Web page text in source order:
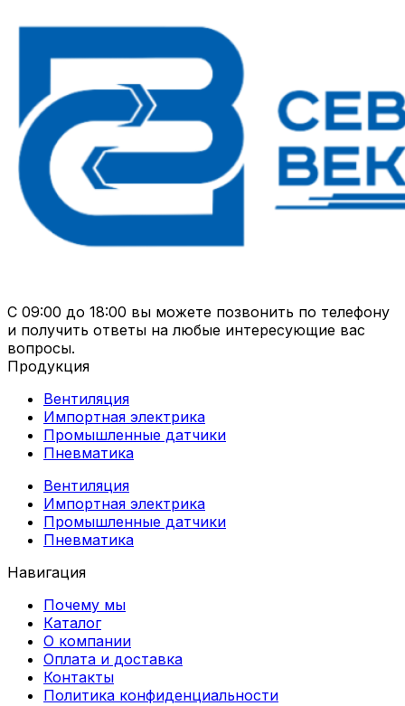
С 09:00 до 18:00 вы можете позвонить по телефону
и получить ответы на любые интересующие вас
вопросы.
Продукция
Вентиляция
Импортная электрика
Промышленные датчики
Пневматика
Вентиляция
Импортная электрика
Промышленные датчики
Пневматика
Навигация
Почему мы
Каталог
О компании
Оплата и доставка
Контакты
Политика конфиденциальности